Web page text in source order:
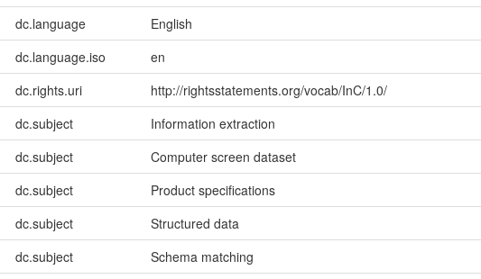
dc.language
English
dc.language.iso
en
dc.rights.uri
http://rightsstatements.org/vocab/InC/1.0/
dc.subject
Information extraction
dc.subject
Computer screen dataset
dc.subject
Product specifications
dc.subject
Structured data
dc.subject
Schema matching